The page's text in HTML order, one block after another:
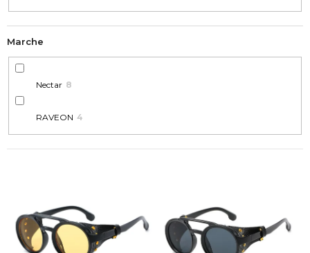
I
Marche
Nectar 8
RAVEON 4
E
N
S
i
c
o
n
i
g
d
i